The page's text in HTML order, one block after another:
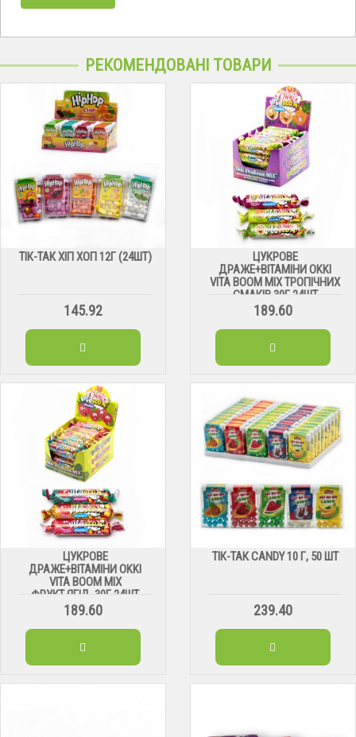
РЕКОМЕНДОВАНІ ТОВАРИ
ТІК-ТАК ХІП ХОП 12Г (24ШТ)
145.92
ЦУКРОВЕ
ДРАЖЕ+ВІТАМІНИ OKKI
VITA BOOM MIX ТРОПІЧНИХ
СМАКІВ 30Г 24ШТ
189.60
ЦУКРОВЕ
ДРАЖЕ+ВІТАМІНИ OKKI
VITA BOOM MIX
ФРУКТ.ЯГІД. 30Г 24ШТ
189.60
ТІК-ТАК CANDY 10 Г, 50 ШТ
239.40